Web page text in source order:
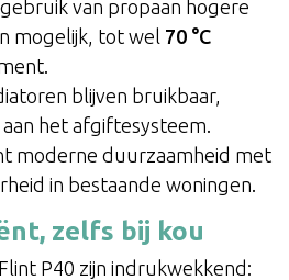
van propaan hogere
mogelijk, tot wel 70 °C
blijven bruikbaar,
het afgiftesysteem.
moderne duurzaamheid met
in bestaande woningen.
zelfs bij kou
P40 zijn indrukwekkend: